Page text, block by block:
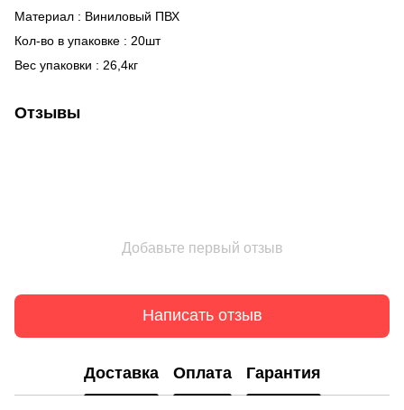
Материал : Виниловый ПВХ
Кол-во в упаковке : 20шт
Вес упаковки : 26,4кг
Отзывы
Добавьте первый отзыв
Написать отзыв
Доставка Оплата Гарантия